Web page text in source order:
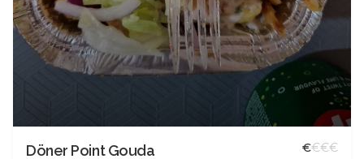
Döner Point Gouda €€€€